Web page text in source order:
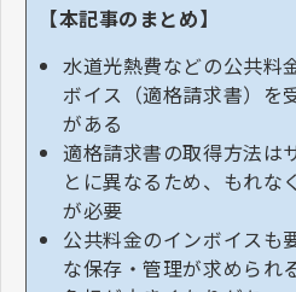
【本記事のまとめ】
水道光熱費などの公共料
ボイス（適格請求書）を
がある
適格請求書の取得方法は
とに異なるため、もれな
が必要
公共料金のインボイスも
な保存・管理が求められ